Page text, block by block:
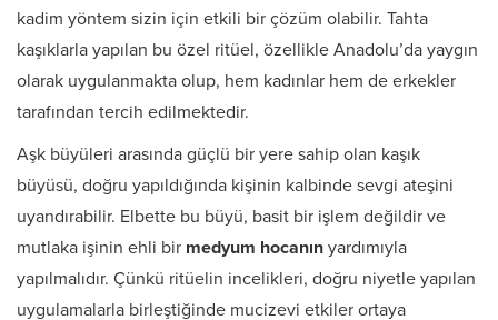
kadim yöntem sizin için etkili bir çözüm olabilir. Tahta
kaşıklarla yapılan bu özel ritüel, özellikle Anadolu’da yaygın
olarak uygulanmakta olup, hem kadınlar hem de erkekler
tarafından tercih edilmektedir.
Aşk büyüleri arasında güçlü bir yere sahip olan kaşık
büyüsü, doğru yapıldığında kişinin kalbinde sevgi ateşini
uyandırabilir. Elbette bu büyü, basit bir işlem değildir ve
mutlaka işinin ehli bir medyum hocanın yardımıyla
yapılmalıdır. Çünkü ritüelin incelikleri, doğru niyetle yapılan
uygulamalarla birleştiğinde mucizevi etkiler ortaya